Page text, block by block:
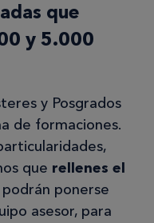
que
y 5.000
y Posgrados
de formaciones.
que rellenes el
ponerse
asesor, para